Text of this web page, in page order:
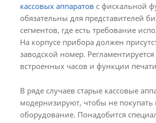
кассовых аппаратов с фискальной
обязательны для представителей
сегментов, где есть требование
На корпусе прибора должен
заводской номер.
встроенных часов и функции
В ряде случаев старые кассовые
модернизируют, чтобы не покупать
оборудование. Понадобится